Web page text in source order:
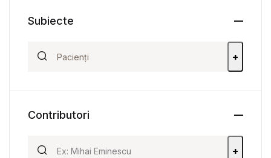
Subiecte
+
Contributori
+